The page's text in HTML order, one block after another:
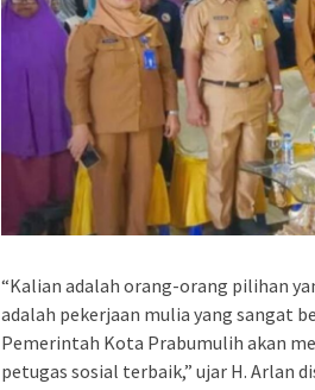
“Kalian adalah orang-orang pilihan
adalah pekerjaan mulia yang sangat
Pemerintah Kota Prabumulih akan
petugas sosial terbaik,” ujar H. Arlan